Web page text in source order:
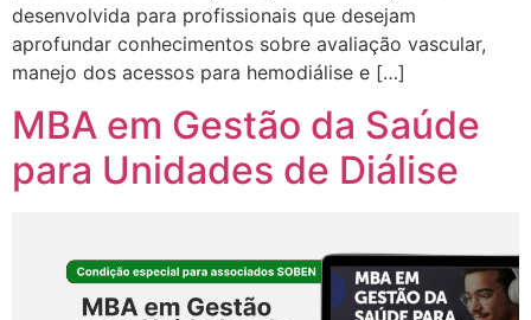
desenvolvida para profissionais que desejam
aprofundar conhecimentos sobre avaliação vascular,
manejo dos acessos para hemodiálise e […]
MBA em Gestão da Saúde
para Unidades de Diálise